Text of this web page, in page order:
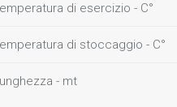
di esercizio - C°
di stoccaggio - C°
- mt